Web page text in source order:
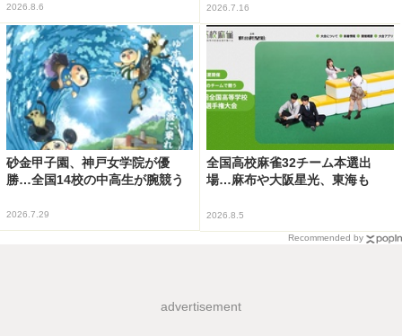
2026.8.6 2026.7.16
砂金甲子園、神戸女学院が優
勝…全国14校の中高生が腕競う
2026.7.29
全国高校麻雀32チーム本選出
場…麻布や大阪星光、東海も
2026.8.5
Recommended by
advertisement